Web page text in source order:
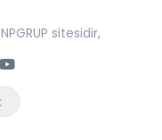
sitesidir,